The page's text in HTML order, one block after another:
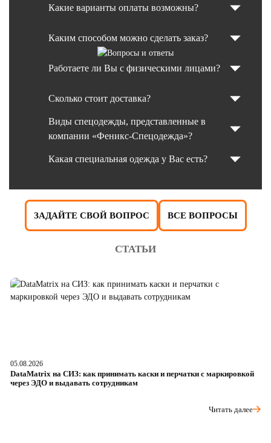
Какие варианты оплаты возможны?
Каким способом можно сделать заказ?
Работаете ли Вы с физическими лицами?
Сколько стоит доставка?
Виды спецодежды, представленные в
компании «Феникс-Спецодежда»?
Какая специальная одежда у Вас есть?
ЗАДАЙТЕ СВОЙ ВОПРОС ВСЕ ВОПРОСЫ
СТАТЬИ
05.08.2026
DataMatrix на СИЗ: как принимать каски и перчатки с маркировкой
через ЭДО и выдавать сотрудникам
Читать далее